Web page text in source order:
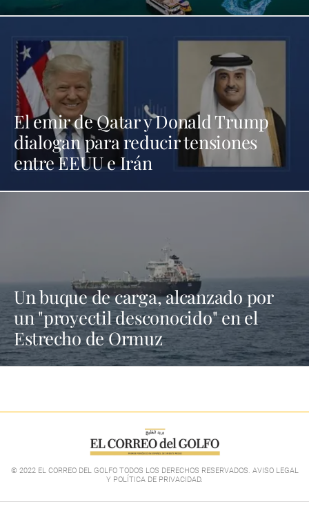
El emir de Qatar y Donald Trump
dialogan para reducir tensiones
entre EEUU e Irán
Un buque de carga, alcanzado por
un "proyectil desconocido" en el
Estrecho de Ormuz
© 2022 EL CORREO DEL GOLFO TODOS LOS DERECHOS RESERVADOS. AVISO LEGAL
Y POLÍTICA DE PRIVACIDAD.